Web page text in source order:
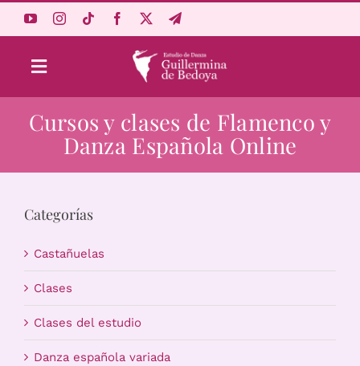
Toggle
Navigation
Aprende Online
Estudio
Carrito
Cursos y clases de Flamenco y
Danza Española Online
Categorías
Castañuelas
Clases
Clases del estudio
Danza española variada